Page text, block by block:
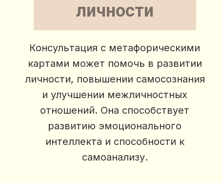
личности
Консультация с метафорическими
картами может помочь в развитии
личности, повышении самосознания
и улучшении межличностных
отношений. Она способствует
развитию эмоционального
интеллекта и способности к
самоанализу.